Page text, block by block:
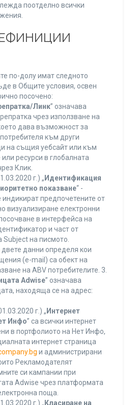
поотделно всички
по-долу имат следното
в Общите условия, освен
посочено:
Линк” означава
чрез използване на
дава възможност за
към други
на същия уебсайт или към
ресурси в глобалната
Клик.
г.) „ Идентификация
показване“ -
предпочетените от
визуализиране електронни
в интерфейса на
и част от
на писмото.
данни определя кои
(e-mail) са обект на
на ABV потребителите. 3.
Adwise” означава
находяща се на адрес:
г.) „ Интернет
Инфо” са всички интернет
в портфолиото на Нет Инфо,
интернет страница
и администрирани
Рекламодателят
си кампании при
Adwise чрез платформата
поща.
г.) „ Класиране на